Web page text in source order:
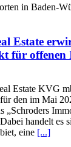
in Baden-
Estate
für
Estate KVG
den im Mai
„Schroders
handelt es
eine [...]